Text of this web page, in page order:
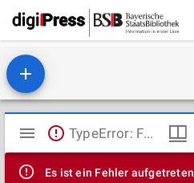
Mirador
Viewer
TypeError: Failed to fetch
Es ist ein Fehler aufgetreten